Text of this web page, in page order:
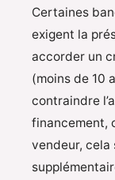
Certaines
exigent la
accorder un
(moins de 10
contraindre
financement,
vendeur,